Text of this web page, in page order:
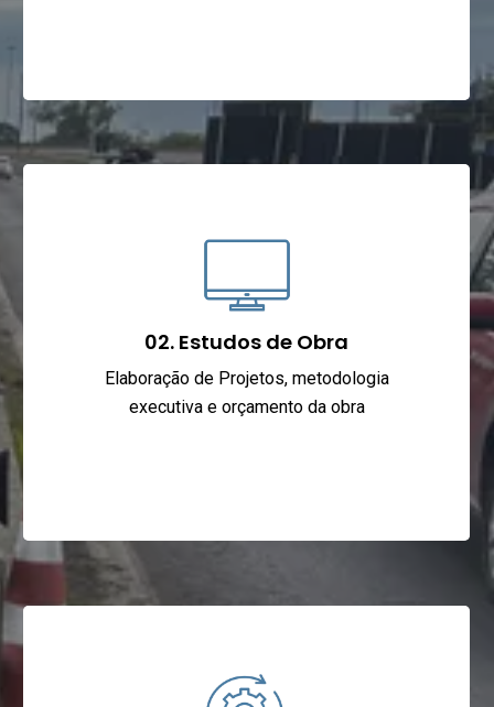
02. Estudos de Obra
Elaboração de Projetos, metodologia
executiva e orçamento da obra